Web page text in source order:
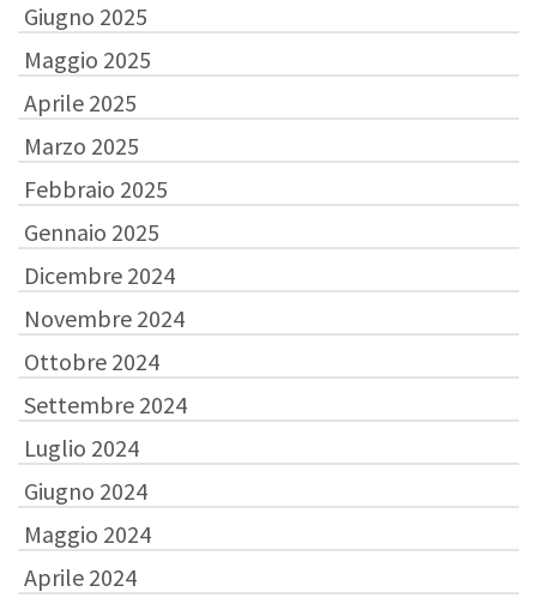
Giugno 2025
Maggio 2025
Aprile 2025
Marzo 2025
Febbraio 2025
Gennaio 2025
Dicembre 2024
Novembre 2024
Ottobre 2024
Settembre 2024
Luglio 2024
Giugno 2024
Maggio 2024
Aprile 2024